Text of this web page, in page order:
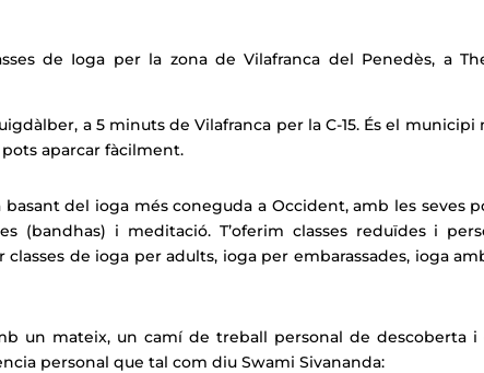
de Ioga per la zona de Vilafranca del Penedès, a
a 5 minuts de Vilafranca per la C-15. És el
aparcar fàcilment.
del ioga més coneguda a Occident, amb les seves
(bandhas) i meditació. T’oferim classes reduïdes i
de ioga per adults, ioga per embarassades, ioga
un mateix, un camí de treball personal de descoberta
personal que tal com diu Swami Sivananda: